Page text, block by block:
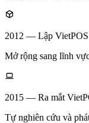
2012 — Lập
Mở rộng sang lĩnh
2015 — Ra mắt
Tự nghiên cứu và